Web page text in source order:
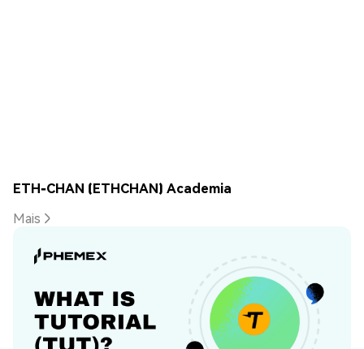
ETH-CHAN (ETHCHAN) Academia
Mais